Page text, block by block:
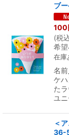
ブ
100
(税
希望
在庫
名
ケ
た
ユ
＜
36-